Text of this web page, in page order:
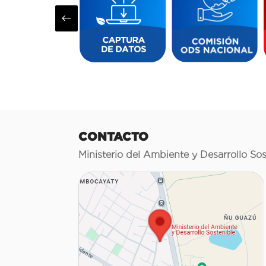
#
CONTACTO
Ministerio del Ambiente y Desarrollo